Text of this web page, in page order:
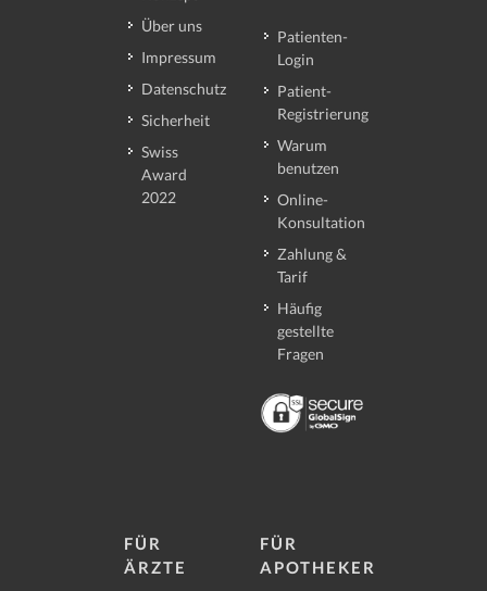
Über uns
Impressum
Datenschutz
Sicherheit
Swiss
Award
2022
Patienten-
Login
Patient-
Registrierung
Warum
benutzen
Online-
Konsultation
Zahlung &
Tarif
Häufig
gestellte
Fragen
FÜR
ÄRZTE
FÜR
APOTHEKER